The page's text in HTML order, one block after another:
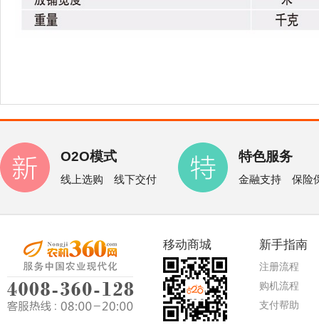
O2O模式
线上选购 线下交付
特色服务
金融支持 保险
移动商城 新手指南
注册流程
购机流程
支付帮助